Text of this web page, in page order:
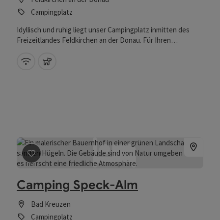
Campingplatz
Idyllisch und ruhig liegt unser Campingplatz inmitten des
Freizeitlandes Feldkirchen an der Donau. Für Ihren
Komfort. Neben gepflegten, ebenen Rasen-Stellplätzen
W-Lan (kostenlos)
Beitrag merken: Camping Speck-Alm
Camping Speck-Alm
Bad Kreuzen
Campingplatz